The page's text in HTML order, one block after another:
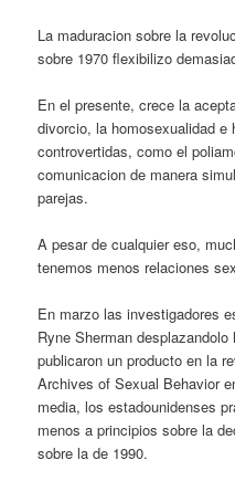
La maduracion sobre la
sobre 1970 flexibilizo
En el presente, crece la
divorcio, la homosexualidad e
controvertidas, como el
comunicacion de manera
parejas.
A pesar de cualquier eso,
tenemos menos relaciones
En marzo las investigadores
Ryne Sherman
publicaron un producto en la
Archives of Sexual Behavior
media, los estadounidenses
menos a principios sobre la
sobre la de 1990.